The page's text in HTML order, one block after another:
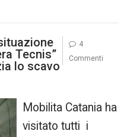
Tecnis”
lo scavo
Mobilita Catania ha
visitato tutti i
4
Commenti